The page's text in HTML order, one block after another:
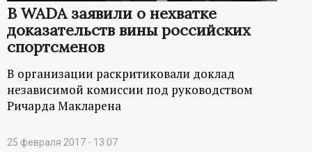
В WADA заявили о нехватке
доказательств вины российских
спортсменов
В организации раскритиковали доклад
независимой комиссии под руководством
Ричарда Макларена
25 февраля 2017 - 13:07